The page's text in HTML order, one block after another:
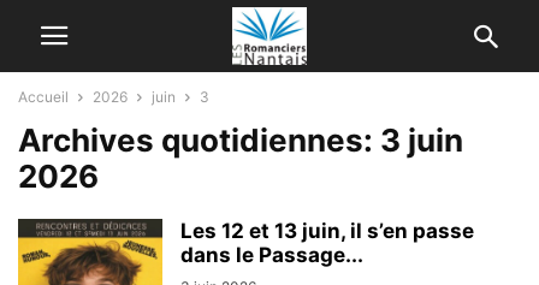
Accueil 2026 juin 3
Archives quotidiennes: 3 juin
2026
Les 12 et 13 juin, il s’en passe
dans le Passage...